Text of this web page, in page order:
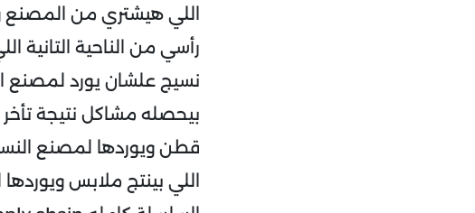
اللي هيشتري من
رأسي من الناحية
نسيج علشان يورد لمصنع
بيحصله مشاكل نتيجة تأخر
قطن ويوردها لمصنع
اللي بينتج ملابس